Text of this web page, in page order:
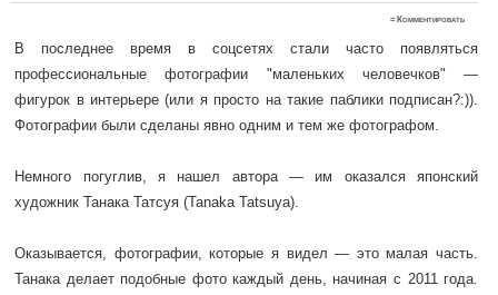
≈ Комментировать
В последнее время в соцсетях стали часто появляться
профессиональные фотографии "маленьких человечков" —
фигурок в интерьере (или я просто на такие паблики подписан?:)).
Фотографии были сделаны явно одним и тем же фотографом.
Немного погуглив, я нашел автора — им оказался японский
художник Танака Татсуя (Tanaka Tatsuya).
Оказывается, фотографии, которые я видел — это малая часть.
Танака делает подобные фото каждый день, начиная с 2011 года.